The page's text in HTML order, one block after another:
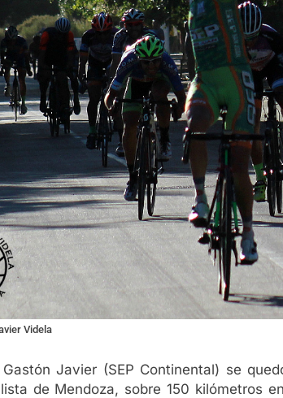
Videla
Gastón Javier (SEP Continental) se
de Mendoza, sobre 150 kilómetros